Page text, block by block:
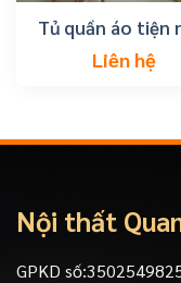
Tủ quần áo tiện
tp vũng tàu
Liên hệ
Nội thất
GPKD